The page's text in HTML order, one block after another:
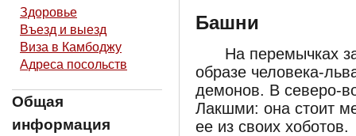
Здоровье
Въезд и выезд
Виза в Камбоджу
Адреса посольств
Общая
информация
Башни
На перемычках
образе человека-
демонов. В северо-
Лакшми: она стоит
ее из своих хоботов.